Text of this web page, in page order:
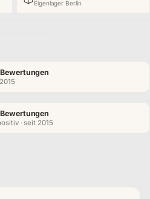
Eigenlager Berlin
· seit 2015